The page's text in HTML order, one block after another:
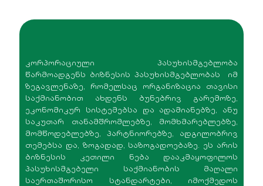
კორპორაციული პასუხისმგებლობა
წარმოადგენს ბიზნესის პასუხისმგებლობას იმ
ზეგავლენაზე, რომელსაც ორგანიზაცია თავისი
საქმიანობით ახდენს ბუნებრივ გარემოზე,
ეკონომიკურ სისტემებსა და ადამიანებზე, ანუ
საკუთარ თანამშრომლებზე, მომხმარებლებზე,
მომწოდებლებზე, პარტნიორებზე, ადგილობრივ
თემებსა და, ზოგადად, საზოგადოებაზე. ეს არის
ბიზნესის კეთილი ნება დააკმაყოფილოს
პასუხისმგებელი საქმიანობის მაღალი
საერთაშორისო სტანდარტები, იმოქმედოს